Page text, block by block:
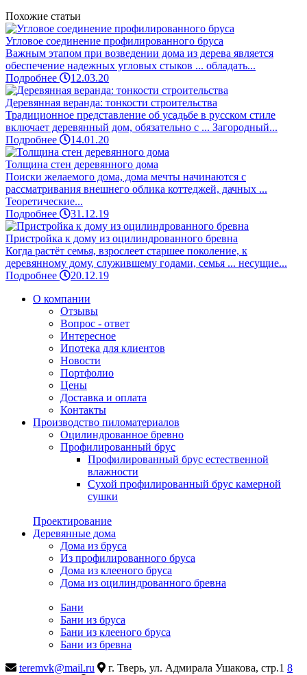
Похожие статьи
Угловое соединение профилированного бруса
Важным этапом при возведении дома из дерева является
обеспечение надежных угловых стыков ... обладать...
Подробнее
12.03.20
Деревянная веранда: тонкости строительства
Традиционное представление об усадьбе в русском стиле
включает деревянный дом, обязательно с ... Загородный...
Подробнее
14.01.20
Толщина стен деревянного дома
Поиски желаемого дома, дома мечты начинаются с
рассматривания внешнего облика коттеджей, дачных ...
Теоретические...
Подробнее
31.12.19
Пристройка к дому из оцилиндрованного бревна
Когда растёт семья, взрослеет старшее поколение, к
деревянному дому, служившему годами, семья ... несущие...
Подробнее
20.12.19
О компании
Отзывы
Вопрос - ответ
Интересное
Ипотека для клиентов
Новости
Портфолио
Цены
Доставка и оплата
Контакты
Производство пиломатериалов
Оцилиндрованное бревно
Профилированный брус
Профилированный брус естественной
влажности
Сухой профилированный брус камерной
сушки
Проектирование
Деревянные дома
Дома из бруса
Из профилированного бруса
Дома из клееного бруса
Дома из оцилиндрованного бревна
Бани
Бани из бруса
Бани из клееного бруса
Бани из бревна
teremvk@mail.ru
г. Тверь, ул. Адмирала Ушакова, стр.1 8